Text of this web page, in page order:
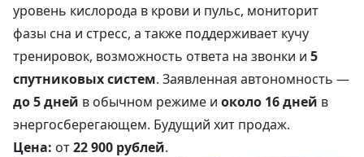
уровень кислорода в крови и пульс, мониторит
фазы сна и стресс, а также поддерживает кучу
тренировок, возможность ответа на звонки и 5
спутниковых систем. Заявленная автономность —
до 5 дней в обычном режиме и около 16 дней в
энергосберегающем. Будущий хит продаж.
Цена: от22 900 рублей.